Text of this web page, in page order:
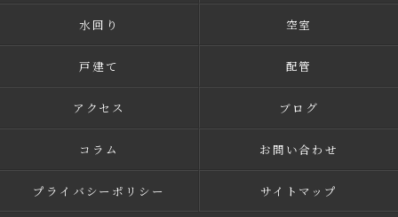
水回り 空室
戸建て 配管
アクセス ブログ
コラム お問い合わせ
プライバシーポリシー サイトマップ